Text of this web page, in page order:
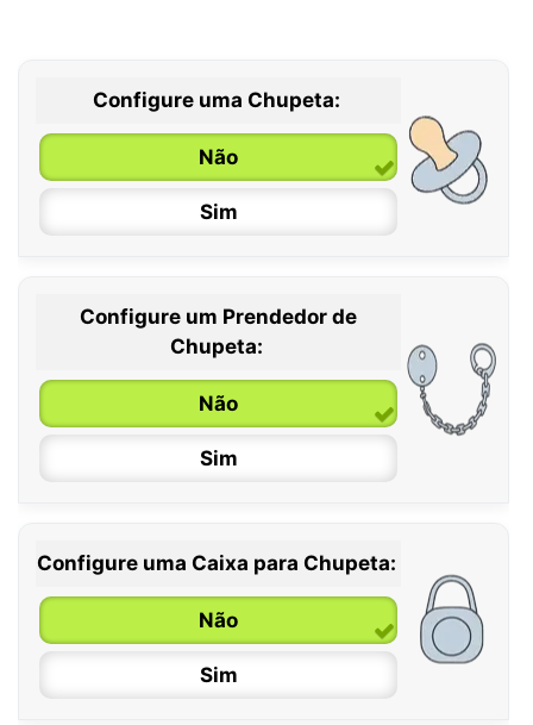
Configure uma Chupeta:
Não
Sim
0 / 6 meses
6 / 36 meses
Configure um Prendedor de
Chupeta:
Não
Sim
Configure uma Caixa para Chupeta:
Não
Sim